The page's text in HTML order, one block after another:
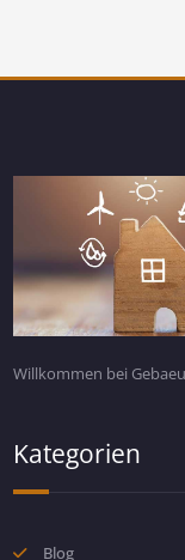
Willkommen bei
Kategorien
Blog